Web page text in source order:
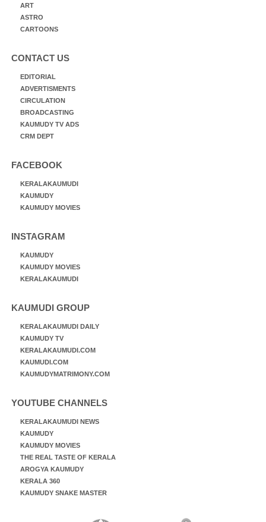
ART
ASTRO
CARTOONS
CONTACT US
EDITORIAL
ADVERTISMENTS
CIRCULATION
BROADCASTING
KAUMUDY TV ADS
CRM DEPT
FACEBOOK
KERALAKAUMUDI
KAUMUDY
KAUMUDY MOVIES
INSTAGRAM
KAUMUDY
KAUMUDY MOVIES
KERALAKAUMUDI
KAUMUDI GROUP
KERALAKAUMUDI DAILY
KAUMUDY TV
KERALAKAUMUDI.COM
KAUMUDI.COM
KAUMUDYMATRIMONY.COM
YOUTUBE CHANNELS
KERALAKAUMUDI NEWS
KAUMUDY
KAUMUDY MOVIES
THE REAL TASTE OF KERALA
AROGYA KAUMUDY
KERALA 360
KAUMUDY SNAKE MASTER